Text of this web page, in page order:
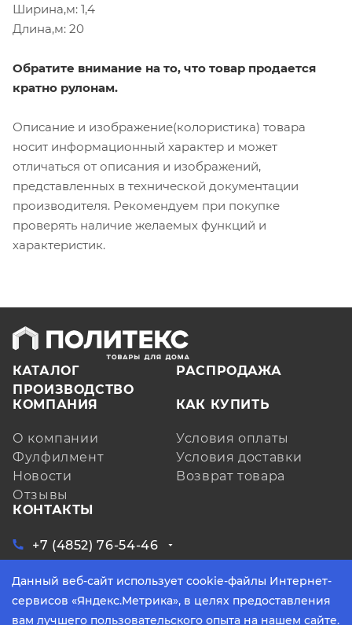
Ширина,м: 1,4
Длина,м: 20
Обратите внимание на то, что товар продается
кратно рулонам.
Описание и изображение(колористика) товара
носит информационный характер и может
отличаться от описания и изображений,
представленных в технической документации
производителя. Рекомендуем при покупке
проверять наличие желаемых функций и
характеристик.
КАТАЛОГ
РАСПРОДАЖА
ПРОИЗВОДСТВО
КОМПАНИЯ
О компании
Фулфилмент
Новости
Отзывы
КАК КУПИТЬ
Условия оплаты
Условия доставки
Возврат товара
КОНТАКТЫ
+7 (4852) 76-54-46
Ярославская обл, д. Кузнечиха, ул.
Индустриальная, д. 6, лит. А, оф. 3
Данный веб-сайт использует cookie-файлы Интернет-
сервисов «Яндекс.Метрика», в целях предоставления
вам лучшего пользовательского опыта на нашем сайте.